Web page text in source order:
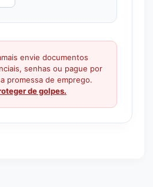
envie documentos
senhas ou pague por
promessa de emprego.
de golpes.